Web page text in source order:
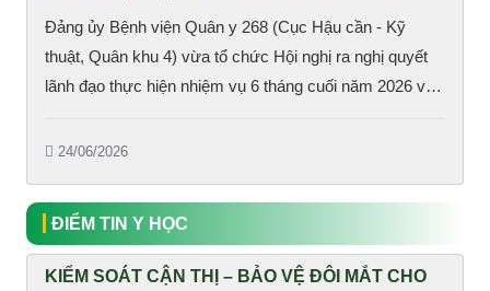
Đảng ủy Bệnh viện Quân y 268 (Cục Hậu cần - Kỹ
thuật, Quân khu 4) vừa tổ chức Hội nghị ra nghị quyết
lãnh đạo thực hiện nhiệm vụ 6 tháng cuối năm 2026 và
Gia Thuận, Bí thư Đảng ủy, Chính ủy Cục Hậu cần - Kỹ
24/06/2026
ĐIỂM TIN Y HỌC
KIỂM SOÁT CẬN THỊ – BẢO VỆ ĐÔI MẮT CHO